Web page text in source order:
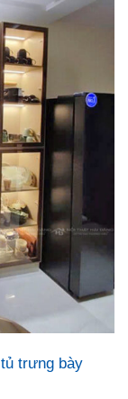
tủ trưng bày